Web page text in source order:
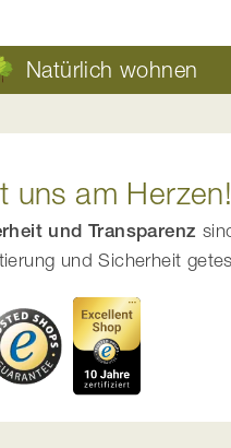
Natürlich wohnen
uns am Herzen!
und Transparenz
und Sicherheit